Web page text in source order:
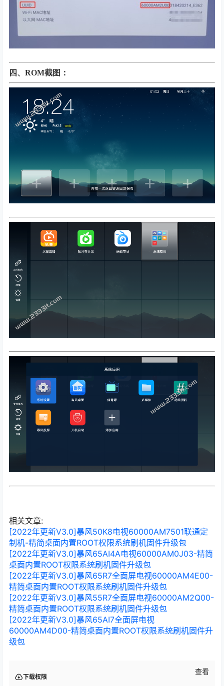
四、 ROM截图：
相关文章:
[2022年更新V3.0]暴风50K8电视60000AM7501联通定
制机-精简桌面内置ROOT权限系统刷机固件升级包
[2022年更新V3.0]暴风65AI4A电视60000AM0J03-精简
桌面内置ROOT权限系统刷机固件升级包
[2022年更新V3.0]暴风65R7全面屏电视60000AM4E00-
精简桌面内置ROOT权限系统刷机固件升级包
[2022年更新V3.0]暴风55R7全面屏电视60000AM2Q00-
精简桌面内置ROOT权限系统刷机固件升级包
[2022年更新V3.0]暴风65AI7全面屏电视
60000AM4D00-精简桌面内置ROOT权限系统刷机固件升
级包
下载权限
查看